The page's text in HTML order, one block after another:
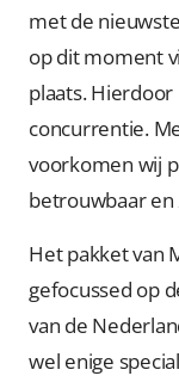
met de
op dit moment
plaats.
concurrentie.
voorkomen wij
betrouwbaar
Het pakket van
gefocussed op
van de
wel enige